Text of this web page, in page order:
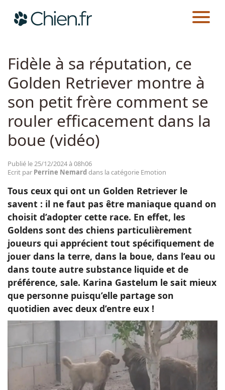
Races
CHIEN.FR ACTUALITÉS
Fidèle à sa réputation, ce
Golden Retriever montre à
son petit frère comment se
rouler efficacement dans la
boue (vidéo)
Publié le 25/12/2024 à 08h06
Ecrit par Perrine Nemarddans la catégorie Emotion
Tous ceux qui ont un Golden Retriever le
savent : il ne faut pas être maniaque quand on
choisit d’adopter cette race. En effet, les
Goldens sont des chiens particulièrement
joueurs qui apprécient tout spécifiquement de
jouer dans la terre, dans la boue, dans l’eau ou
dans toute autre substance liquide et de
préférence, sale. Karina Gastelum le sait mieux
que personne puisqu’elle partage son
quotidien avec deux d’entre eux !